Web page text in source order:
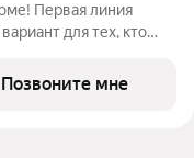
Первая линия
для тех, кто
на рабочую
Позвоните мне